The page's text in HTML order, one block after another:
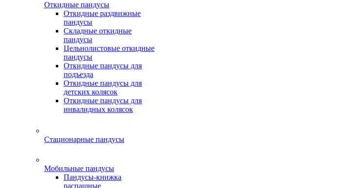
Откидные пандусы
Откидные раздвижные
пандусы
Складные откидные
пандусы
Цельнолистовые откидные
пандусы
Откидные пандусы для
подъезда
Откидные пандусы для
детских колясок
Откидные пандусы для
инвалидных колясок
Стационарные пандусы
Мобильные пандусы
Пандусы-книжка
распашные